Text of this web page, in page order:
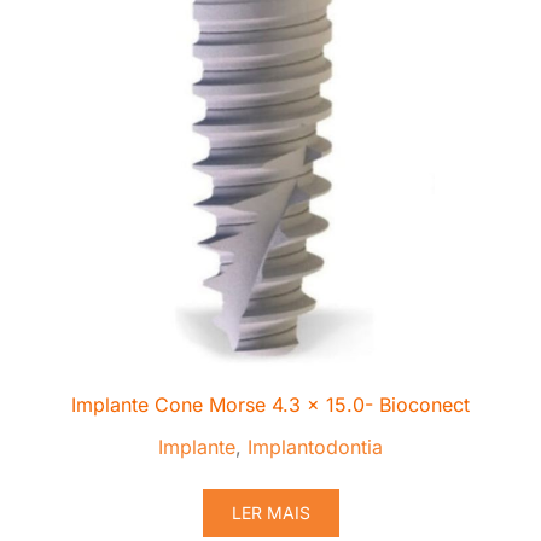
Implante Cone Morse 4.3 x 15.0- Bioconect
Implante, Implantodontia
LER MAIS